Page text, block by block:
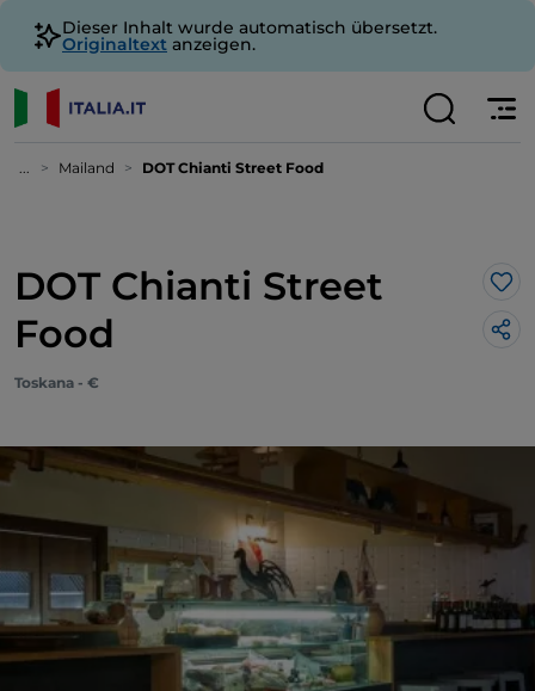
Dieser Inhalt wurde automatisch übersetzt.
Originaltext anzeigen.
... Mailand DOT Chianti Street Food
DOT Chianti Street
Food
Toskana - €